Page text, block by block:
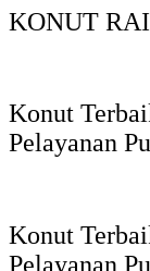
KONUT
Konut
Pelayanan
Konut
Pelayanan